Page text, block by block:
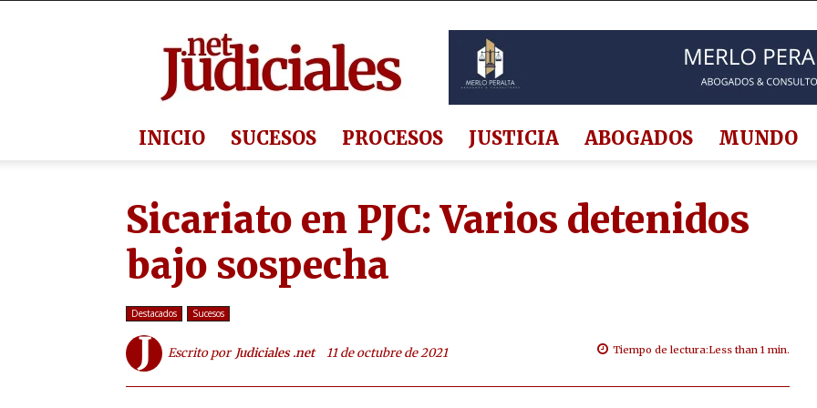
INICIO SUCESOS PROCESOS JUSTICIA ABOGADOS MUNDO
Sicariato en PJC: Varios detenidos
bajo sospecha
Destacados Sucesos
Escrito por Judiciales .net 11 de octubre de 2021 Tiempo de lectura:Less than 1 min.